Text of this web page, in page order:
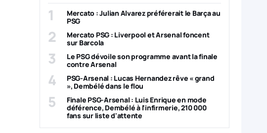
1
Mercato : Julian Alvarez préférerait le Barça au
PSG
2
Mercato PSG : Liverpool et Arsenal foncent
sur Barcola
3
Le PSG dévoile son programme avant la finale
contre Arsenal
4
PSG-Arsenal : Lucas Hernandez rêve « grand
», Dembélé dans le flou
5
Finale PSG-Arsenal : Luis Enrique en mode
déférence, Dembélé à l'infirmerie, 210 000
fans sur liste d'attente